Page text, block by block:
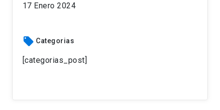
17 Enero 2024
local_offer Categorias
[categorias_post]